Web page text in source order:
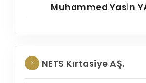
Muhammed Yasin
NETS Kırtasiye AŞ.